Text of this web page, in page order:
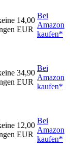
14,00
EUR
Bei
Amazon
kaufen*
34,90
EUR
Bei
Amazon
kaufen*
12,00
EUR
Bei
Amazon
kaufen*